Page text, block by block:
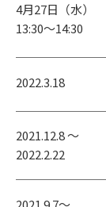
4月27日（水）
13:30～14:30
2022.3.18
2021.12.8 〜
2022.2.22